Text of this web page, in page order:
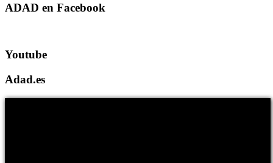
ADAD en Facebook
Youtube
Adad.es